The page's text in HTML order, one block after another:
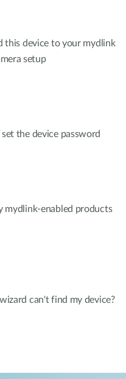
this device to your mydlink
setup
the device password
mydlink-enabled products
can't find my device?